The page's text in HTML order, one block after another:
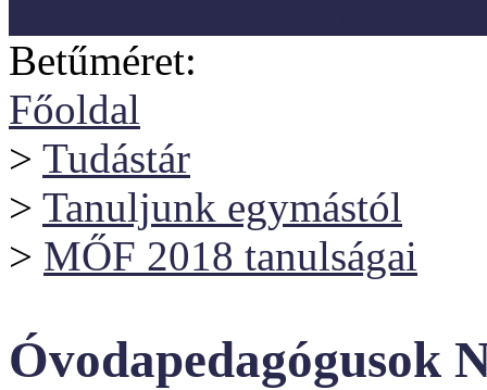
Betűméret:
Főoldal
> Tudástár
> Tanuljunk egymástól
> MŐF 2018 tanulságai
Óvodapedagógusok